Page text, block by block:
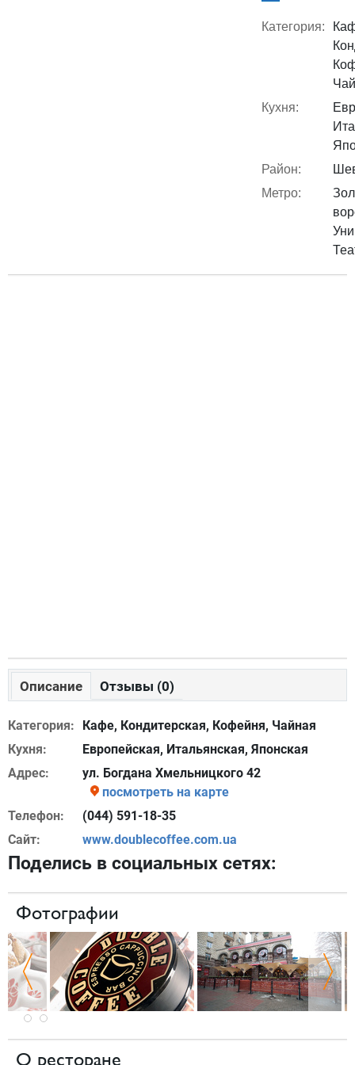
Категория:
Кухня:
Район:
Метро:
Описание Отзывы (0)
Категория:
Кафе, Кондитерская, Кофейня, Чайная
Кухня:
Европейская, Итальянская, Японская
Адрес:
ул. Богдана Хмельницкого 42
посмотреть на карте
Телефон:
(044) 591-18-35
Сайт:
www.doublecoffee.com.ua
Поделись в социальных сетях:
Фотографии
О ресторане